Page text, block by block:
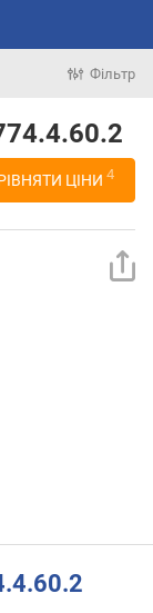
Фільтр
ЦІНИ 4